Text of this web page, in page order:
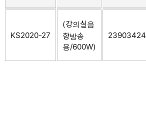
KS2020-27
(강의실음
향방송
용/600W)
23903424